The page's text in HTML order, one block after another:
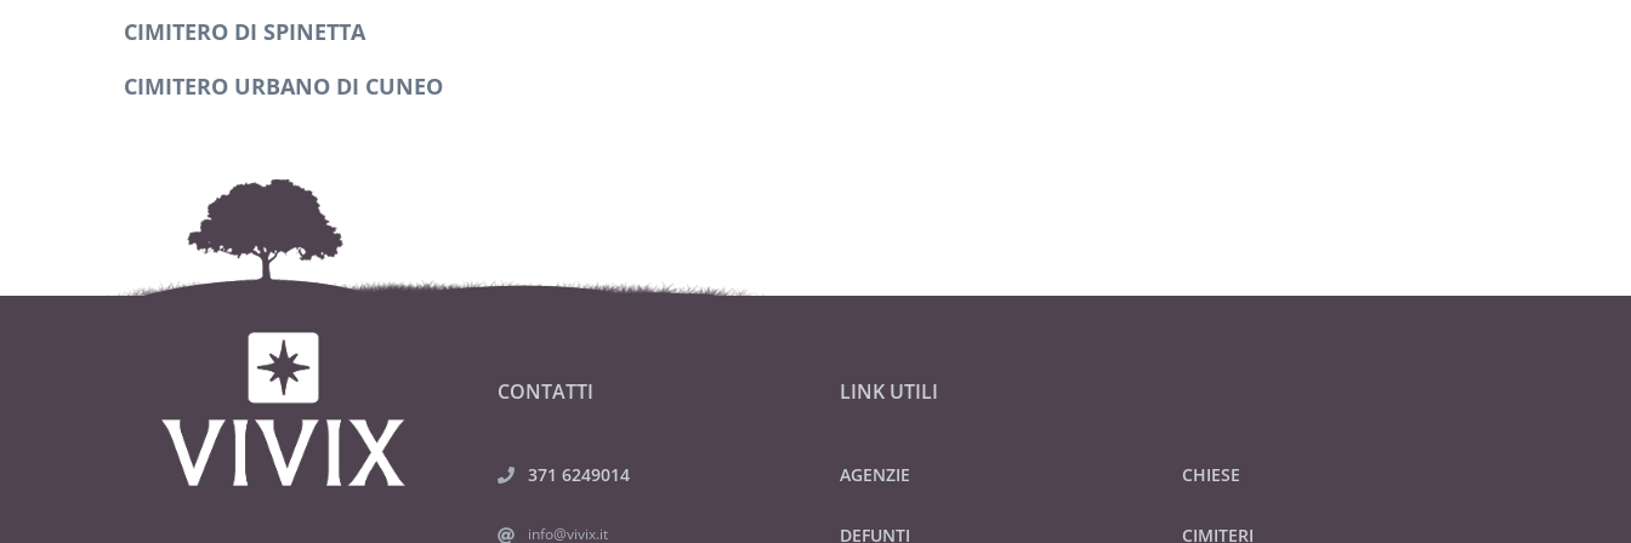
CIMITERO DI SPINETTA
CIMITERO URBANO DI CUNEO
CONTATTI
371 6249014
info@vivix.it
LINK UTILI
AGENZIE
DEFUNTI
CHIESE
CIMITERI